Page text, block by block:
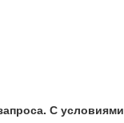
С условиями